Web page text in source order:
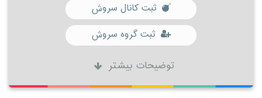
ثبت کانال سروش
ثبت گروه سروش
توضیحات بیشتر